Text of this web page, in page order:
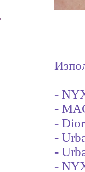
-
-
-
-
-
-